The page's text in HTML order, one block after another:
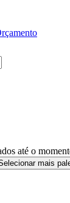
até o
mais